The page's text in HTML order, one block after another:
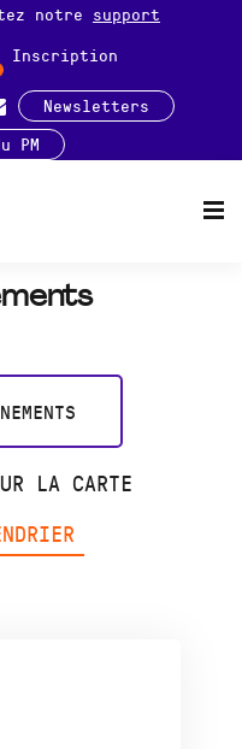
notre support
Inscription
Newsletters
PM
LA CARTE